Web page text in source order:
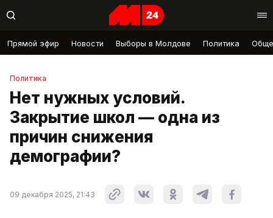
Прямой эфир Новости Выборы в Молдове Политика
Политика
Нет нужных условий.
Закрытие школ — одна из
причин снижения
демографии?
09 декабря 2025, 21:43